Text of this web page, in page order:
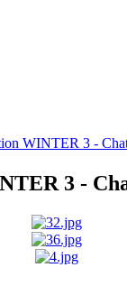
WINTER 3 -
3 -